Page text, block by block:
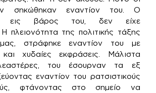
σηκώθηκαν εναντίον του. Ο
εις βάρος του, δεν είχε
πλειονότητα της πολιτικής τάξης
στράφηκε εναντίον του με
χυδαίες εκφράσεις. Μάλιστα
του έσουρναν τα εξ
εναντίον του ρατσιστικούς
φτάνοντας στο σημείο να